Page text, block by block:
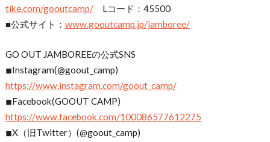
tike.com/gooutcamp/Lコード：45500
■公式サイト： www.gooutcamp.jp/jamboree/
GO OUT JAMBOREEの公式SNS
◾︎Instagram(@goout_camp)
https://www.instagram.com/goout_camp/
◾︎Facebook(GOOUT CAMP)
https://www.facebook.com/100086577612275
◾︎X（旧Twitter）(@goout_camp)